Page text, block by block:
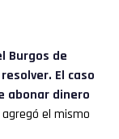
Burgos de
El caso
abonar dinero
agregó el mismo